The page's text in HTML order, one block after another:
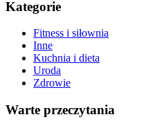
Kategorie
Fitness i siłownia
Inne
Kuchnia i dieta
Uroda
Zdrowie
Warte przeczytania